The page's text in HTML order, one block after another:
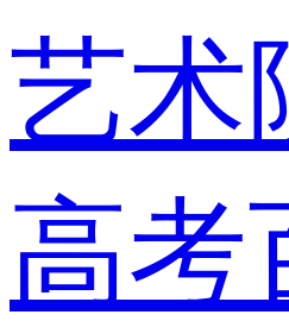
艺术
高考